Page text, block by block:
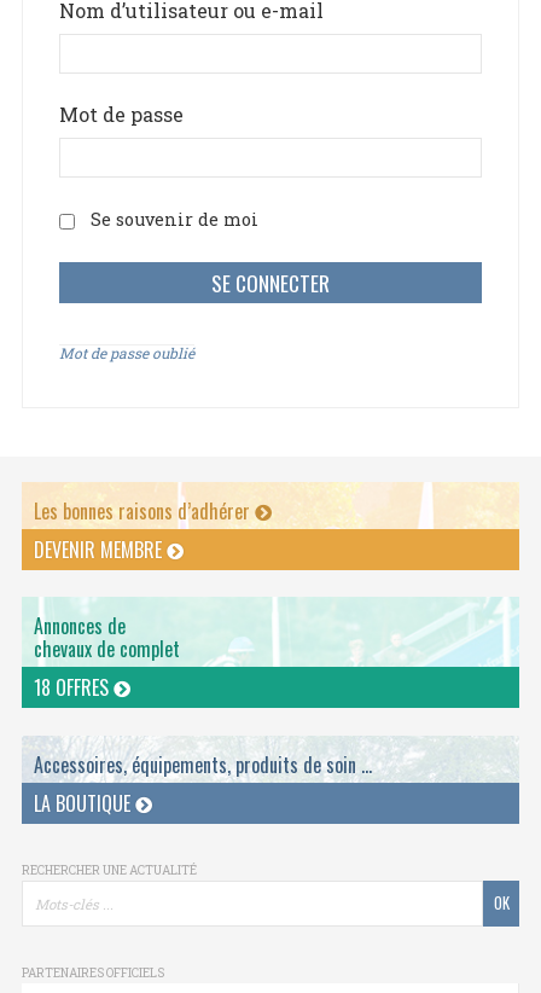
Nom d’utilisateur ou e-mail
Mot de passe
Se souvenir de moi
Mot de passe oublié
Les bonnes raisons d’adhérer
DEVENIR MEMBRE
Annonces de
chevaux de complet
18 OFFRES
Accessoires, équipements, produits de soin ...
LA BOUTIQUE
RECHERCHER UNE ACTUALITÉ
PARTENAIRES OFFICIELS